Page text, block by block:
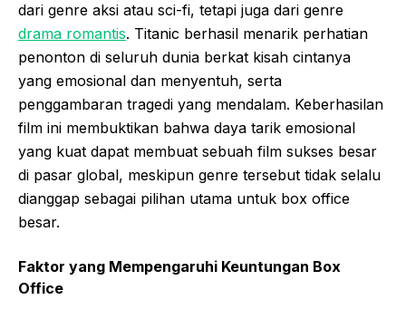
dari genre aksi atau sci-fi, tetapi juga dari genre
drama romantis. Titanic berhasil menarik perhatian
penonton di seluruh dunia berkat kisah cintanya
yang emosional dan menyentuh, serta
penggambaran tragedi yang mendalam. Keberhasilan
film ini membuktikan bahwa daya tarik emosional
yang kuat dapat membuat sebuah film sukses besar
di pasar global, meskipun genre tersebut tidak selalu
dianggap sebagai pilihan utama untuk box office
besar.
Faktor yang Mempengaruhi Keuntungan Box
Office